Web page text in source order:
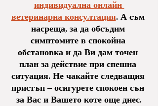
индивидуална онлайн
ветеринарна консултация. А съм
насреща, за да обсъдим
симптомите в спокойна
обстановка и да Ви дам точен
план за действие при спешна
ситуация. Не чакайте следващия
пристъп – осигурете спокоен сън
за Вас и Вашето коте още днес.